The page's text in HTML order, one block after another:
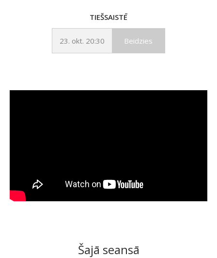
TIEŠSAISTĒ
23. okt. 20:30 Beidzies
Šajā seansā